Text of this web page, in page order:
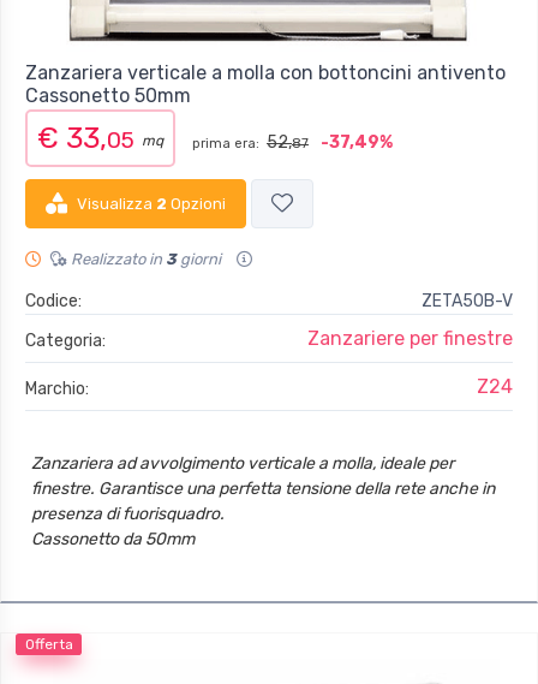
Zanzariera verticale a molla con bottoncini antivento
Cassonetto 50mm
€ 33,05 mq prima era: 52,87 -37,49%
Visualizza 2 Opzioni
Realizzato in 3giorni
Codice:
ZETA50B-V
Categoria:
Zanzariere per finestre
Marchio: Z24
Zanzariera ad avvolgimento verticale a molla, ideale per
finestre. Garantisce una perfetta tensione della rete anche in
presenza di fuorisquadro.
Cassonetto da 50mm
Offerta